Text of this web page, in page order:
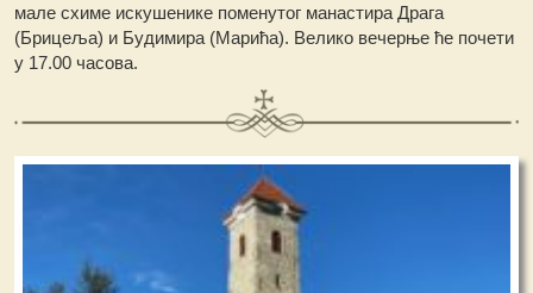
мале схиме искушенике поменутог манастира Драга
(Брицеља) и Будимира (Марића). Велико вечерње ће почети
у 17.00 часова.